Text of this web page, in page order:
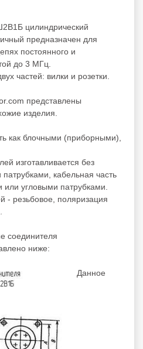
цилиндрический
предназначен для
постоянного и
до 3 МГц.
частей: вилки и розетки.
представлены
изделия.
как блочными (приборными),
изготавливается без
кабельная часть
угловыми патрубками.
- резьбовое, поляризация
соединителя
ниже:
Данное